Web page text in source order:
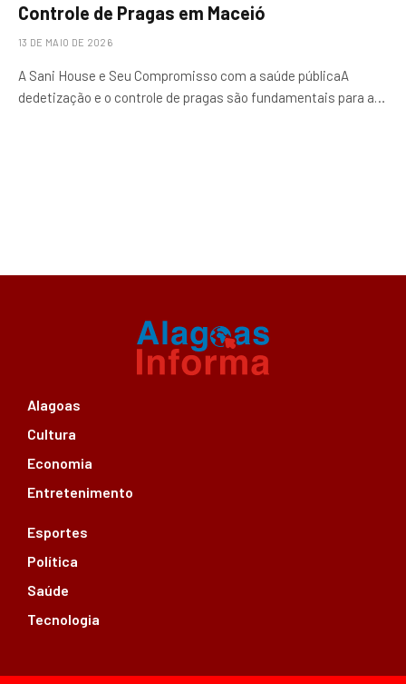
Controle de Pragas em Maceió
13 DE MAIO DE 2026
A Sani House e Seu Compromisso com a saúde públicaA
dedetização e o controle de pragas são fundamentais para a…
Alagoas
Cultura
Economia
Entretenimento
Esportes
Política
Saúde
Tecnologia